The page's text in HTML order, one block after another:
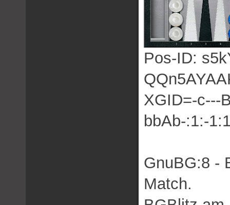
Pos-ID:
XGID=-c---
bbAb-:1:-
GnuBG:8 -
Match.